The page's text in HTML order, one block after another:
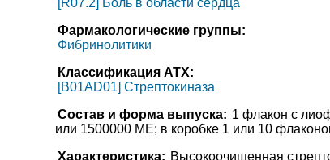
[R07.2] Боль в области сердца
Фармакологические группы:
Фибринолитики
Классификация АТХ:
[B01AD01] Стрептокиназа
Состав и форма выпуска: 1 флакон с
или 1500000 МЕ; в коробке 1 или 10
Характеристика: Высокоочищенная